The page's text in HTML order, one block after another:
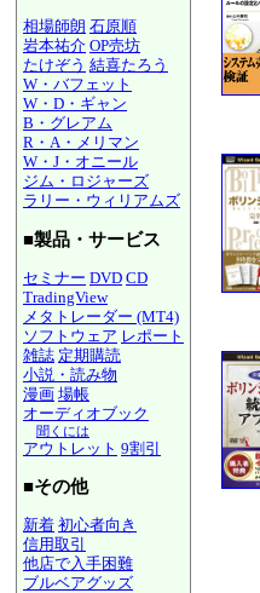
相場師朗 石原順
岩本祐介 OP売坊
たけぞう 結喜たろう
W・バフェット
W・D・ギャン
B・グレアム
R・A・メリマン
W・J・オニール
ジム・ロジャーズ
ラリー・ウィリアムズ
■製品・サービス
セミナー DVD CD
TradingView
メタトレーダー (MT4)
ソフトウェア レポート
雑誌 定期購読
小説・読み物
漫画 場帳
オーディオブック
聞くには
アウトレット 9割引
■その他
新着 初心者向き
信用取引
他店で入手困難
ブルベアグッズ